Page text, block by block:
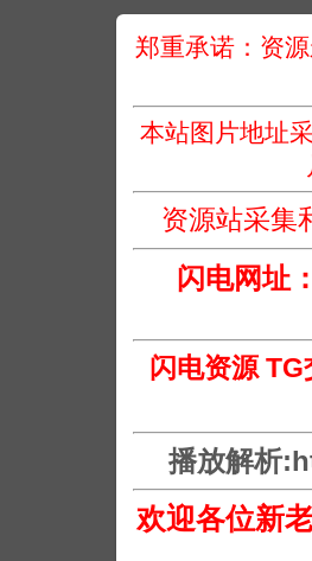
郑重承诺：资
本站图片地址
资源站采集
闪电网址
闪电资源 TG
播放解析
欢迎各位新